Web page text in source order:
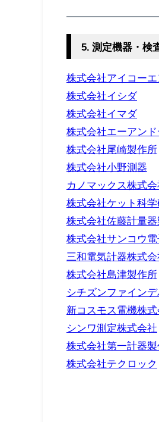
5. 測定機器・検
株式会社アイコー
株式会社イシダ
株式会社イマダ
株式会社エーアンド
株式会社尾崎製作所
株式会社小野測器
カノマックス株式会
株式会社ケット科
株式会社佐藤計量
株式会社サンコウ
三和電気計器株式会
株式会社島津製作所
シチズンファイン
新コスモス電機株式
シンワ測定株式会社
株式会社第一計器
株式会社テクロック